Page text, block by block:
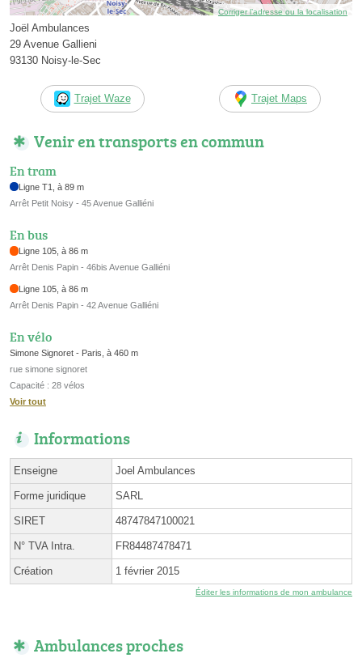
Corriger l’adresse ou la localisation
Joël Ambulances
29 Avenue Gallieni
93130 Noisy-le-Sec
Trajet Waze Trajet Maps
Venir en transports en commun
En tram
Ligne T1, à 89 m
Arrêt Petit Noisy - 45 Avenue Galliéni
En bus
Ligne 105, à 86 m
Arrêt Denis Papin - 46bis Avenue Galliéni
Ligne 105, à 86 m
Arrêt Denis Papin - 42 Avenue Galliéni
En vélo
Simone Signoret - Paris, à 460 m
rue simone signoret
Capacité : 28 vélos
Voir tout
Informations
Enseigne Joel Ambulances
Forme juridique SARL
SIRET 48747847100021
N° TVA Intra. FR84487478471
Création 1 février 2015
Éditer les informations de mon ambulance
Ambulances proches